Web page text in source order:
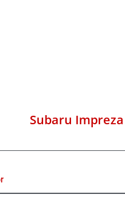
Subaru Impreza